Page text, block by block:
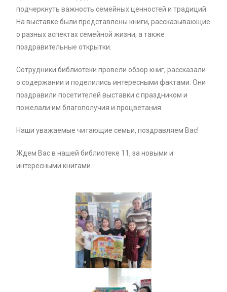
подчеркнуть важность семейных ценностей и традиций.
На выставке были представлены книги, рассказывающие
о разных аспектах семейной жизни, а также
поздравительные открытки.
Сотрудники библиотеки провели обзор книг, рассказали
о содержании и поделились интересными фактами. Они
поздравили посетителей выставки с праздником и
пожелали им благополучия и процветания.
Наши уважаемые читающие семьи, поздравляем Вас!
Ждем Вас в нашей библиотеке 11, за новыми и
интересными книгами.